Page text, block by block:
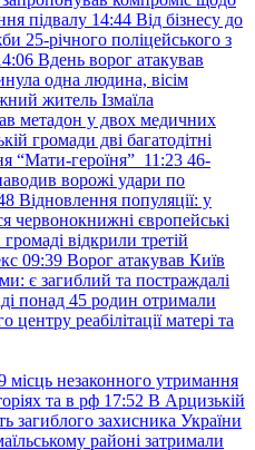
підвалу 14:44 Від бізнесу до
25-річного поліцейського з
Вдень ворог атакував
одна людина, вісім
житель Ізмаїла
метадон у двох медичних
громади дві багатодітні
“Мати-героїня” 11:23 46-
ворожі удари по
Відновлення популяції: у
червонокнижні європейські
відкрили третій
09:39 Ворог атакував Київ
є загиблий та постраждалі
понад 45 родин отримали
центру реабілітації матері та
місць незаконного утримання
та в рф 17:52 В Арцизькій
загиблого захисника України
районі затримали